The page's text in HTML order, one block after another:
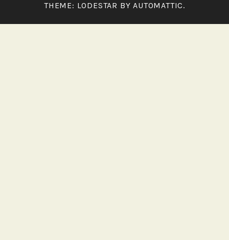
THEME: LODESTAR BYAUTOMATTIC.